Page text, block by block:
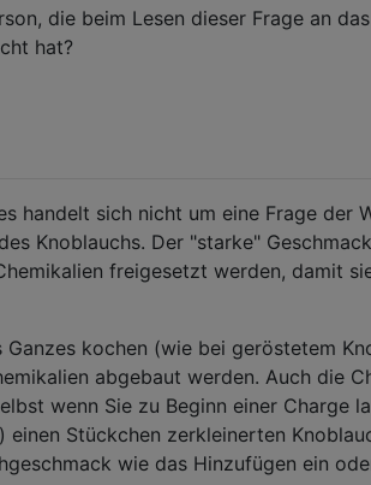
die beim Lesen dieser Frage an
hat?
handelt sich nicht um eine Frage der
Knoblauchs. Der "starke"
freigesetzt werden, damit
Ganzes kochen (wie bei geröstetem
abgebaut werden. Auch die
wenn Sie zu Beginn einer Charge
einen Stückchen zerkleinerten
wie das Hinzufügen ein